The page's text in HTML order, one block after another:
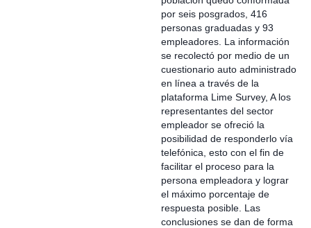
por seis posgrados, 416
personas graduadas y 93
empleadores. La información
se recolectó por medio de un
cuestionario auto administrado
en línea a través de la
plataforma Lime Survey, A los
representantes del sector
empleador se ofreció la
posibilidad de responderlo vía
telefónica, esto con el fin de
facilitar el proceso para la
persona empleadora y lograr
el máximo porcentaje de
respuesta posible. Las
conclusiones se dan de forma